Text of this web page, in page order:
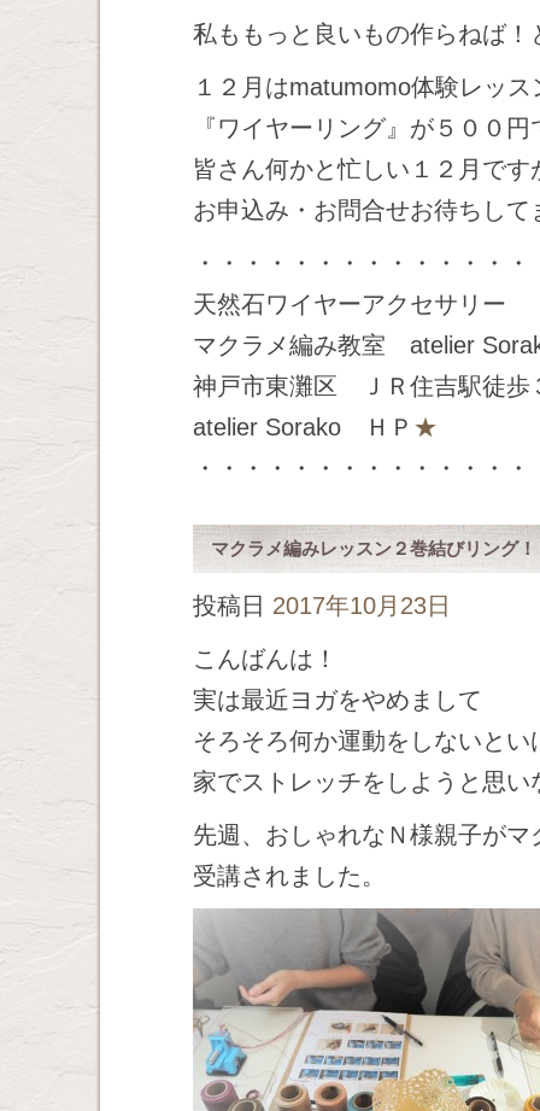
私ももっと良いもの作らねば
１２月はmatumomo体験レッ
『ワイヤーリング』が５００
皆さん何かと忙しい１２月で
お申込み・お問合せお待ちして
・・・・・・・・・・・・・・
天然石ワイヤーアクセサリー
マクラメ編み教室 atelier
神戸市東灘区 ＪＲ住吉駅徒歩
atelier Sorako ＨＰ ★
・・・・・・・・・・・・・・
マクラメ編みレッスン２巻結びリング！
投稿日 2017年10月23日
こんばんは！
実は最近ヨガをやめまして
そろそろ何か運動をしないと
家でストレッチをしようと思
先週、おしゃれなＮ様親子が
受講されました。